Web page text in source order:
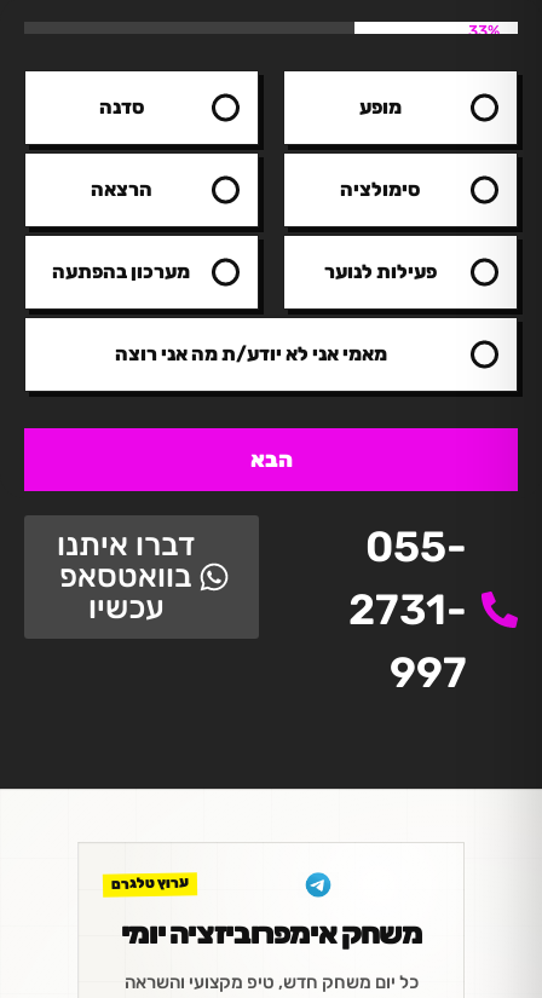
33%
מופע סדנה
סימולציה הרצאה
פעילות לנוער מערכון בהפתעה
מאמי אני לא יודע/ת מה אני רוצה
הבא
055-
2731-
997
דברו איתנו
בוואטסאפ
עכשיו
ערוץ טלגרם
משחק אימפרוביזציה יומי
כל יום משחק חדש, טיפ מקצועי והשראה